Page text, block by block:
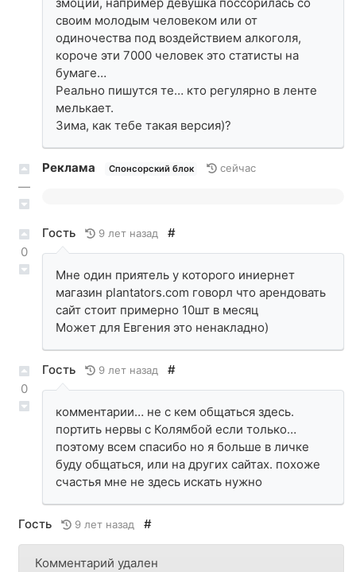
своим молодым человеком или от
одиночества под воздействием алкоголя,
короче эти 7000 человек это статисты на
бумаге…
Реально пишутся те… кто регулярно в ленте
мелькает.
Зима, как тебе такая версия)?
—
Реклама Спонсорский блок сейчас
0
Гость 9 лет назад #
Мне один приятель у которого иниернет
магазин plantators.com говорл что арендовать
сайт стоит примерно 10шт в месяц
Может для Евгения это ненакладно)
0
Гость 9 лет назад #
комментарии… не с кем общаться здесь.
портить нервы с Колямбой если только…
поэтому всем спасибо но я больше в личке
буду общаться, или на других сайтах. похоже
счастья мне не здесь искать нужно
Гость 9 лет назад #
Комментарий удален